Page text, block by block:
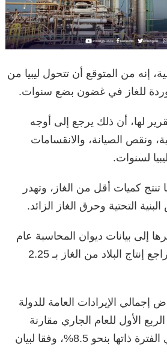
إنه من المتوقع أن تتحول ليبيا من
للغاز في غضون بضع سنوات.
لها، أن ذلك يرجع إلى أوجه
ونقص الصيانة، والانقسامات
لسنوات.
تنتج كميات أقل من الغاز، وتهدر
التحتية وحرق الغاز الزائد.
إلى بيانات ديوان المحاسبة عام
2022 والتي أوضحت تراجع إنتاج البلاد من الغاز بـ 2.25
إجمالي الإيرادات العامة للدولة
البالغة 23.8 في الربع الأول للعام الجاري مقارنة
بمبلغ 26 مليار دينار في الفترة ذاتها بنحو 8.5%، وفقا لبيان